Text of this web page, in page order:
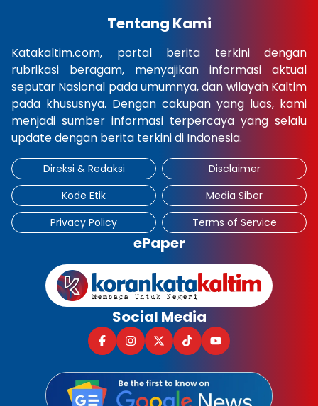
Opini
Gaya
Hidup
×
Tentang Kami
Katakaltim.com, portal berita terkini dengan
rubrikasi beragam, menyajikan informasi aktual
seputar Nasional pada umumnya, dan wilayah Kaltim
pada khususnya. Dengan cakupan yang luas, kami
menjadi sumber informasi terpercaya yang selalu
update dengan berita terkini di Indonesia.
Direksi & Redaksi
Disclaimer
Kode Etik
Media Siber
Privacy Policy
Terms of Service
ePaper
Social Media